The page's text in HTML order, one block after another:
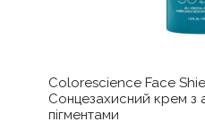
Colorescience Face
Сонцезахисний крем з
пігментами